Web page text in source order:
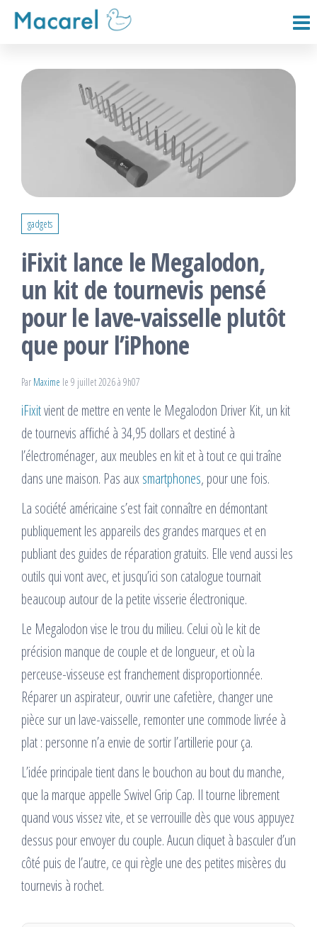
Passer
gadgets
iFixit lance le Megalodon,
un kit de tournevis pensé
pour le lave-vaisselle plutôt
que pour l’iPhone
Par Maxime le 9 juillet 2026 à 9h07
iFixitvient de mettre en vente le Megalodon Driver Kit, un kit
de tournevis affiché à 34,95 dollars et destiné à
l’électroménager, aux meubles en kit et à tout ce qui traîne
dans une maison. Pas aux smartphones, pour une fois.
La société américaine s’est fait connaître en démontant
publiquement les appareils des grandes marques et en
publiant des guides de réparation gratuits. Elle vend aussi les
outils qui vont avec, et jusqu’ici son catalogue tournait
beaucoup autour de la petite visserie électronique.
Le Megalodon vise le trou du milieu. Celui où le kit de
précision manque de couple et de longueur, et où la
perceuse-visseuse est franchement disproportionnée.
Réparer un aspirateur, ouvrir une cafetière, changer une
pièce sur un lave-vaisselle, remonter une commode livrée à
plat : personne n’a envie de sortir l’artillerie pour ça.
L’idée principale tient dans le bouchon au bout du manche,
que la marque appelle Swivel Grip Cap. Il tourne librement
quand vous vissez vite, et se verrouille dès que vous appuyez
dessus pour envoyer du couple. Aucun cliquet à basculer d’un
côté puis de l’autre, ce qui règle une des petites misères du
tournevis à rochet.